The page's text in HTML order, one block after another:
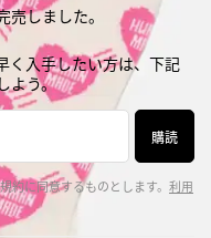
しました。
く入手したい方は、下記
よう。
購読
約に同意するものとします。 利用